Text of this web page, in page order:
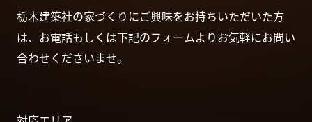
栃木建築社の家づくりにご興味をお持ちいただいた方
は、お電話もしくは下記のフォームよりお気軽にお問い
合わせくださいませ。